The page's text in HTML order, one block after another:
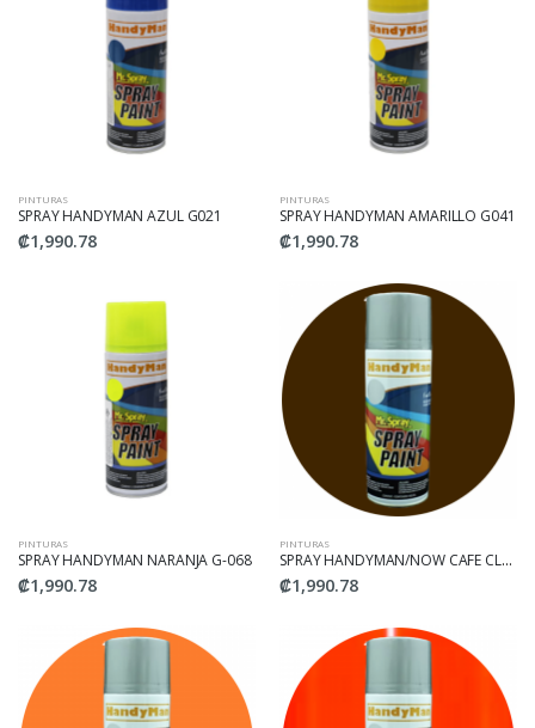
PINTURAS
SPRAY HANDYMAN AZUL G021
₡1,990.78
PINTURAS
SPRAY HANDYMAN AMARILLO G041
₡1,990.78
PINTURAS
SPRAY HANDYMAN NARANJA G-068
₡1,990.78
PINTURAS
SPRAY HANDYMAN/NOW CAFE CLARO
₡1,990.78